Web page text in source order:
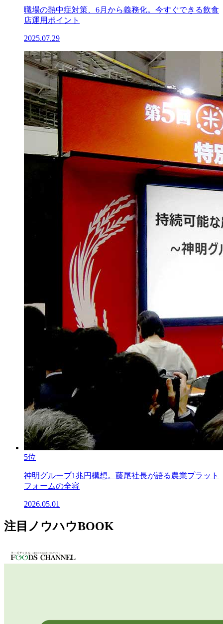
職場の熱中症対策、6月から義務化。今すぐできる飲食
店運用ポイント
2025.07.29
5位
神明グループ1兆円構想。藤尾社長が語る農業プラット
フォームの全容
2026.05.01
注目ノウハウBOOK